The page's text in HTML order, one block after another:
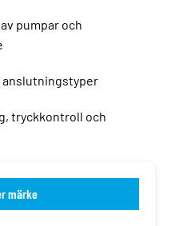
pumpar och
anslutningstyper
tryckkontroll och
märke